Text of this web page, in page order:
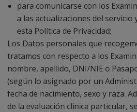
para comunicarse con los
a las actualizaciones del servicio
esta Política de Privacidad;
Los Datos personales que
tratamos con respecto a los
nombre, apellido, DNI/NIE o
(según lo asignado por un
fecha de nacimiento, sexo y raza.
de la evaluación clínica particular,